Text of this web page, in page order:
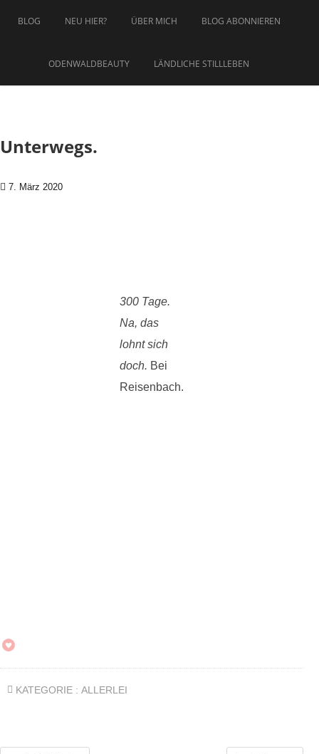
BLOG
NEU HIER? ÜBER MICH BLOG ABONNIEREN
ODENWALDBEAUTY LÄNDLICHE STILLLEBEN
Unterwegs.
7. März 2020
300 Tage.
Na, das
lohnt sich
doch. Bei
Reisenbach.
KATEGORIE : ALLERLEI